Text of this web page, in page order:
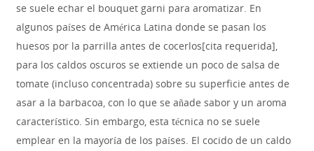
se suele echar el bouquet garni para aromatizar. En
algunos países de América Latina donde se pasan los
huesos por la parrilla antes de cocerlos[cita requerida],
para los caldos oscuros se extiende un poco de salsa de
tomate (incluso concentrada) sobre su superficie antes de
asar a la barbacoa, con lo que se añade sabor y un aroma
característico. Sin embargo, esta técnica no se suele
emplear en la mayoría de los países. El cocido de un caldo